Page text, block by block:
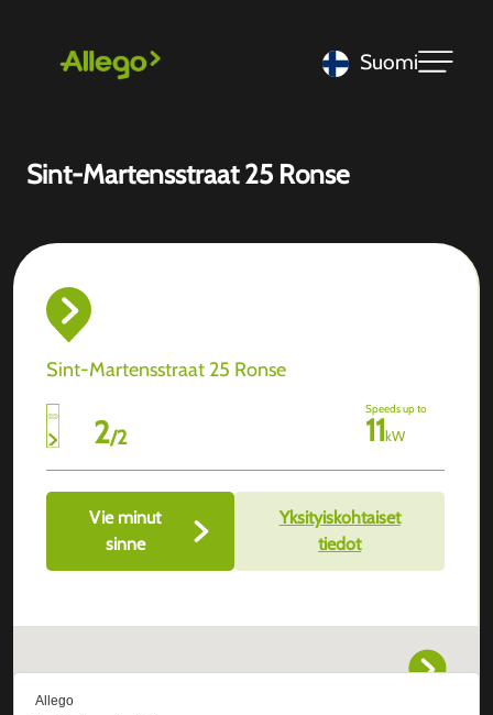
Suomi
Sint-Martensstraat 25 Ronse
Sint-Martensstraat 25 Ronse
2/2
Speeds up to
11kW
Vie minut
sinne
Yksityiskohtaiset
tiedot